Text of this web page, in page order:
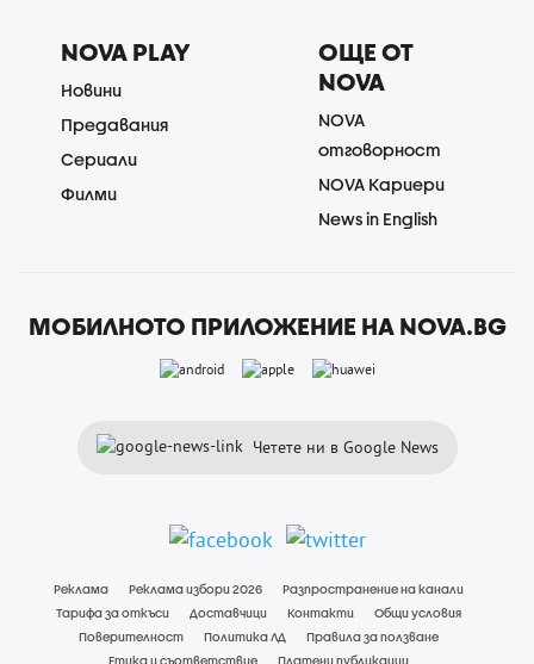
NOVA PLAY
Новини
Предавания
Сериали
Филми
ОЩЕ ОТ
NOVA
NOVA
отговорност
NOVA Кариери
News in English
МОБИЛНОТО ПРИЛОЖЕНИЕ НА NOVA.BG
Четете ни в Google News
Реклама Реклама избори 2026
Разпространение на канали
Тарифа за откъси
Доставчици Контакти
Общи условия
Поверителност
Политика ЛД
Правила за ползване
Етика и съответствие
Платени публикации